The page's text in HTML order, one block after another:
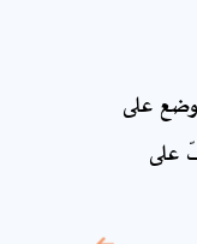
على
على
* sign,